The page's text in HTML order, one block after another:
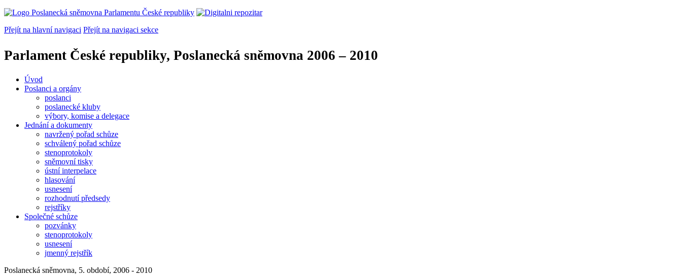
Přejít na hlavní navigaci Přejít na navigaci sekce
Parlament České republiky, Poslanecká sněmovna 2006 – 2010
Úvod
Poslanci a orgány
poslanci
poslanecké kluby
výbory, komise a delegace
Jednání a dokumenty
navržený pořad schůze
schválený pořad schůze
stenoprotokoly
sněmovní tisky
ústní interpelace
hlasování
usnesení
rozhodnutí předsedy
rejstříky
Společné schůze
pozvánky
stenoprotokoly
usnesení
jmenný rejstřík
Poslanecká sněmovna, 5. období, 2006 - 2010